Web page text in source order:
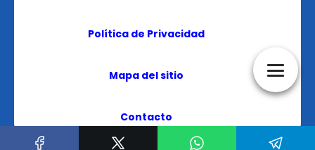
Política de Privacidad
Mapa del sitio
Contacto